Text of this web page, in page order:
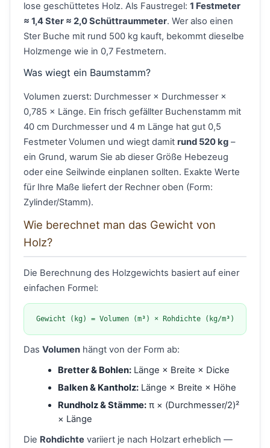
lose geschüttetes Holz. Als Faustregel: 1 Festmeter
≈ 1,4 Ster ≈ 2,0 Schüttraummeter. Wer also einen
Ster Buche mit rund 500 kg kauft, bekommt dieselbe
Holzmenge wie in 0,7 Festmetern.
Was wiegt ein Baumstamm?
Volumen zuerst: Durchmesser × Durchmesser ×
0,785 × Länge. Ein frisch gefällter Buchenstamm mit
40 cm Durchmesser und 4 m Länge hat gut 0,5
Festmeter Volumen und wiegt damit rund 520 kg –
ein Grund, warum Sie ab dieser Größe Hebezeug
oder eine Seilwinde einplanen sollten. Exakte Werte
für Ihre Maße liefert der Rechner oben (Form:
Zylinder/Stamm).
Wie berechnet man das Gewicht von
Holz?
Die Berechnung des Holzgewichts basiert auf einer
einfachen Formel:
Gewicht (kg) = Volumen (m³) × Rohdichte (kg/m³)
Das Volumen hängt von der Form ab:
Bretter & Bohlen:Länge × Breite × Dicke
Balken & Kantholz:Länge × Breite × Höhe
Rundholz & Stämme:π × (Durchmesser/2)²
× Länge
Die Rohdichte variiert je nach Holzart erheblich —